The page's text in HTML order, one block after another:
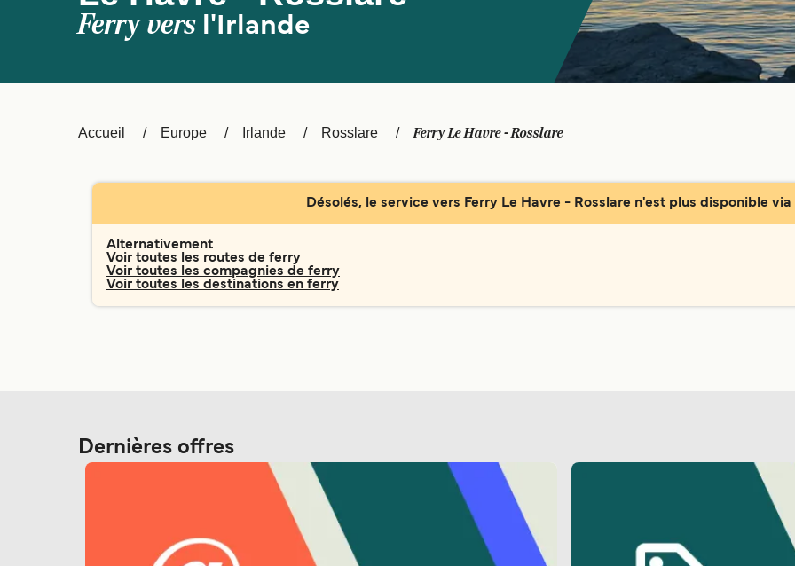
Ferry vers l'Irlande
Accueil Europe Irlande Rosslare Ferry Le Havre - Rosslare
Désolés, le service vers Ferry Le Havre - Rosslare n'est plus disponible via
Alternativement
Voir toutes les routes de ferry
Voir toutes les compagnies de ferry
Voir toutes les destinations en ferry
Dernières offres